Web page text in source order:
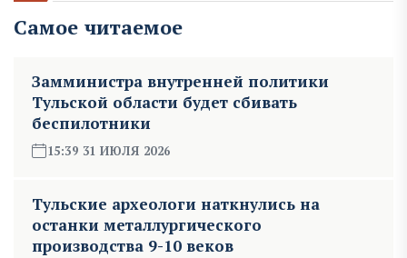
Самое читаемое
Замминистра внутренней политики
Тульской области будет сбивать
беспилотники
15:39 31 ИЮЛЯ 2026
Тульские археологи наткнулись на
останки металлургического
производства 9-10 веков